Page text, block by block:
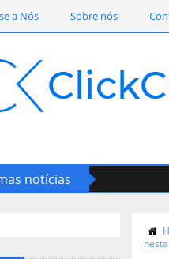
a Nós Sobre nós
notícias